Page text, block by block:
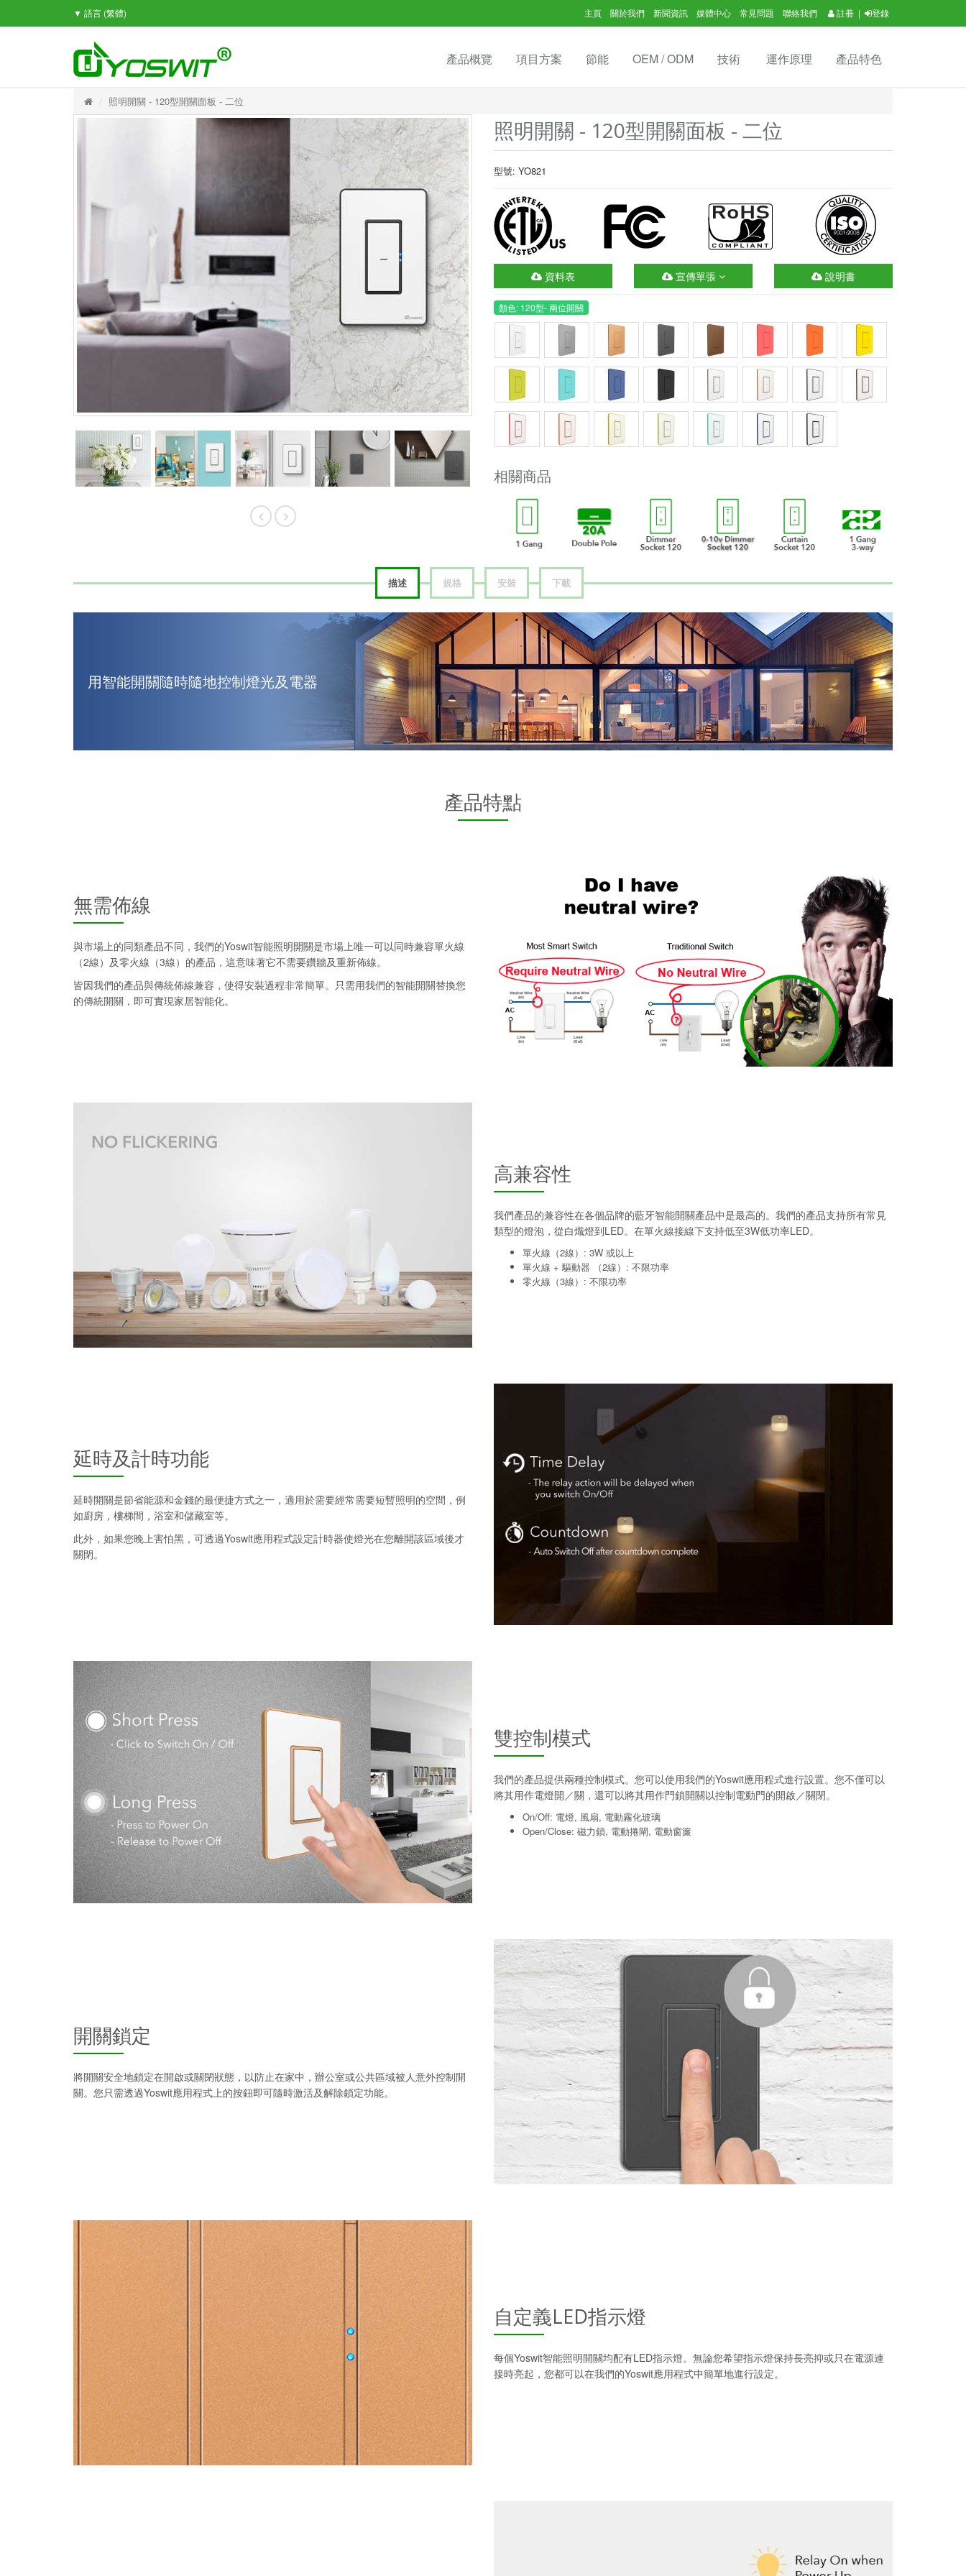
▼ 語言 (繁體) 註冊 | 登錄
主頁 關於我們 新聞資訊 媒體中心 常見問題 聯絡我們
產品概覽 項目方案 節能 OEM / ODM 技術 運作原理 產品特色
照明開關 - 120型開關面板 - 二位
照明開關 - 120型開關面板 - 二位
型號: YO821
資料表 宣傳單張 說明書
顏色: 120型- 兩位開關
相關商品
描述 規格 安裝 下載
用智能開關隨時隨地控制燈光及電器
產品特點
無需佈線
與市場上的同類產品不同，我們的Yoswit智能照明開關是市場上唯一可以同時兼容單火線
（2線）及零火線（3線）的產品，這意味著它不需要鑽牆及重新佈線。
皆因我們的產品與傳統佈線兼容，使得安裝過程非常簡單。只需用我們的智能開關替換您
的傳統開關，即可實現家居智能化。
高兼容性
我們產品的兼容性在各個品牌的藍牙智能開關產品中是最高的。我們的產品支持所有常見
類型的燈泡，從白熾燈到LED。在單火線接線下支持低至3W低功率LED。
單火線（2線）: 3W 或以上
單火線 + 驅動器 （2線）: 不限功率
零火線（3線）: 不限功率
延時及計時功能
延時開關是節省能源和金錢的最便捷方式之一，適用於需要經常需要短暫照明的空間，例
如廚房，樓梯間，浴室和儲藏室等。
此外，如果您晚上害怕黑，可透過Yoswit應用程式設定計時器使燈光在您離開該區域後才
關閉。
雙控制模式
我們的產品提供兩種控制模式。您可以使用我們的Yoswit應用程式進行設置。您不僅可以
將其用作電燈開／關，還可以將其用作門鎖開關以控制電動門的開啟／關閉。
On/Off: 電燈, 風扇, 電動霧化玻璃
Open/Close: 磁力鎖, 電動捲閘, 電動窗簾
開關鎖定
將開關安全地鎖定在開啟或關閉狀態，以防止在家中，辦公室或公共區域被人意外控制開
關。您只需透過Yoswit應用程式上的按鈕即可隨時激活及解除鎖定功能。
自定義LED指示燈
每個Yoswit智能照明開關均配有LED指示燈。無論您希望指示燈保持長亮抑或只在電源連
接時亮起，您都可以在我們的Yoswit應用程式中簡單地進行設定。